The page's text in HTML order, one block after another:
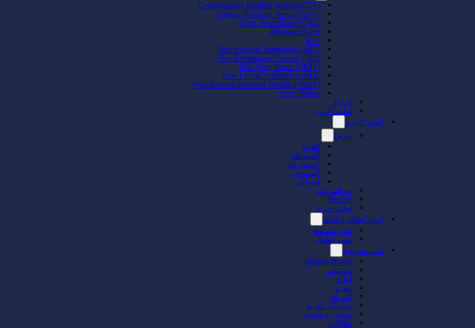
Contemporary English Version (CEV)
English Standard Version (ESV)
Good News Bible (GNB)
Jerusalem Bible
KJV
New English Translation (NET)
New International Version (NIV)
New King James (NKJV)
New Living Translation (NLT)
New Revised Standard Version (NRSV)
Study Bibles
اجزاء
لغات أخرى
العهد الجديد
عربي
الحياة
المبسطة
المشتركة
اليسوعي
فاندايك
مع المزامير
English
لغات أخرى
كتب أطفال وناشئة
كتب مقدسة
كتب أطفال
كتب مسيحية
English Books
دفاعيات
قيادة
تلمذة
المرأة
دراسات كتابية
مصادر وتفاسير
علاقات